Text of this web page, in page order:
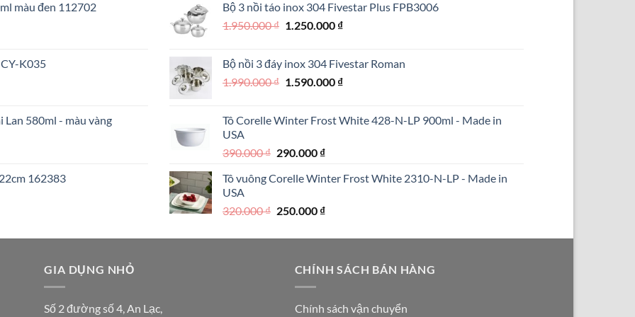
màu đen 112702
K035
Lan 580ml - màu vàng
162383
890.000 ₫.là:
690.000 ₫.
Bộ 3 nồi táo inox 304 Fivestar Plus FPB3006
1.950.000₫ Giá
1.950.000 ₫.
1.250.000 ₫Giá
là:
1.250.000 ₫.
Bộ nồi 3 đáy inox 304 Fivestar Roman
1.990.000₫ Giá
1.990.000 ₫.
1.590.000 ₫Giá
là:
Tô Corelle Winter Frost White 428-N-LP 900ml - Made in
USA
390.000₫ Giá
là:
290.000 ₫Giá
tại
290.000 ₫.
Tô vuông Corelle Winter Frost White 2310-N-LP - Made in
USA
320.000₫ Giá
là:
250.000 ₫Giá
tại
250.000 ₫.
GIA DỤNG NHỎ
Số 2 đường số 4, An Lạc,
CHÍNH SÁCH BÁN HÀNG
Chính sách vận chuyển